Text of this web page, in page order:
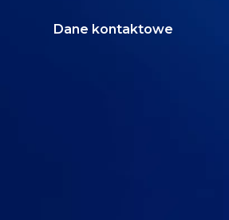
Dane kontaktowe